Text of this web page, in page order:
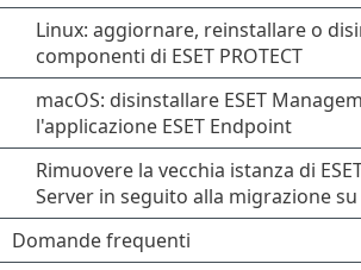
Linux: aggiornare, reinstallare o
componenti di ESET PROTECT
macOS: disinstallare ESET
l'applicazione ESET Endpoint
Rimuovere la vecchia istanza di
Server in seguito alla migrazione
Domande frequenti